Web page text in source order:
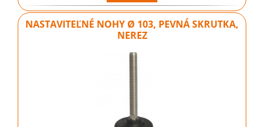
NASTAVITEĽNÉ NOHY Ø 103, PEVNÁ SKRUTKA,
NEREZ